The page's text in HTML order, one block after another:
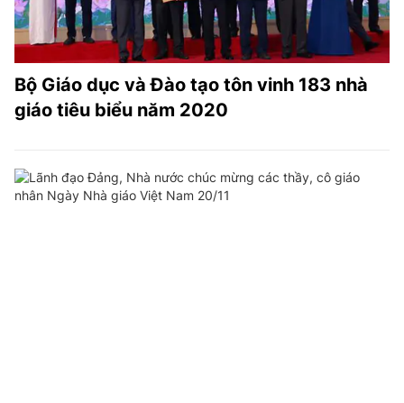
Bộ Giáo dục và Đào tạo tôn vinh 183 nhà
giáo tiêu biểu năm 2020